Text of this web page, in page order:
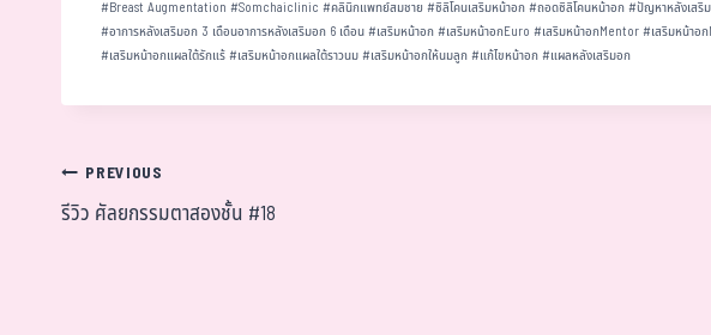
#Breast Augmentation #Somchaiclinic #คลินิกแพทย์สมชาย #ซิลิโคนเสริมหน้าอก#ถอดซิลิโคนหน้าอก #ปัญหาหลังเสริ
#อาการหลังเสริมอก 3 เดือนอาการหลังเสริมอก 6 เดือน#เสริมหน้าอก#เสริมหน้าอกEuro #เสริมหน้าอกMentor#เสริมหน้าอ
#เสริมหน้าอกแผลใต้รักแร้#เสริมหน้าอกแผลใต้ราวนม#เสริมหน้าอกให้นมลูก#แก้ไขหน้าอก#แผลหลังเสริมอก
PREVIOUS
รีวิว ศัลยกรรมตาสองชั้น #18